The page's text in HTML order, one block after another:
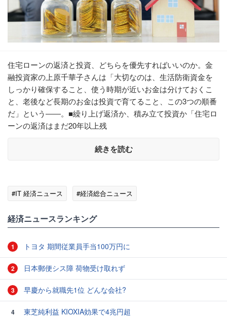
住宅ローンの返済と投資、どちらを優先すればいいのか。金
融投資家の上原千華子さんは「大切なのは、生活防衛資金を
しっかり確保すること、使う時期が近いお金は分けておくこ
と、老後など長期のお金は投資で育てること、この3つの順番
だ」という――。■繰り上げ返済か、積み立て投資か「住宅ロ
ーンの返済はまだ20年以上残
続きを読む
#IT 経済ニュース #経済総合ニュース
経済ニュースランキング
1 トヨタ 期間従業員手当100万円に
2 日本郵便シス障 荷物受け取れず
3 早慶から就職先1位 どんな会社?
4 東芝純利益 KIOXIA効果で4兆円超